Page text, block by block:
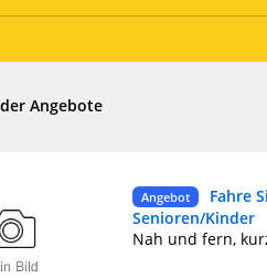
Angebote
Angebot
Fahre
Senioren/Kinder